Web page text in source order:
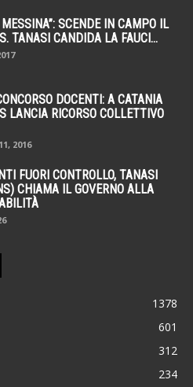
MESSINA”: SCENDE IN CAMPO IL
TANASI CANDIDA LA FAUCI...
DOCENTI: A CATANIA
LANCIA RICORSO COLLETTIVO
2016
FUORI CONTROLLO, TANASI
CHIAMA IL GOVERNO ALLA
1378
601
312
234